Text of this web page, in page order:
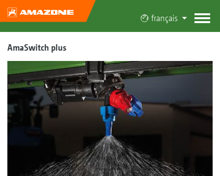
français
AmaSwitch plus